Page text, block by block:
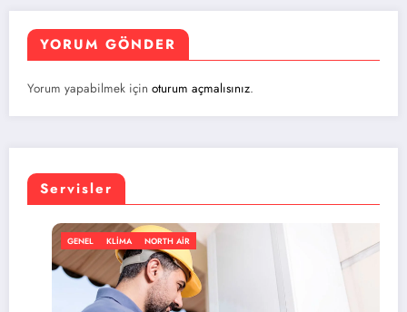
YORUM GÖNDER
Yorum yapabilmek için oturum açmalısınız.
Servisler